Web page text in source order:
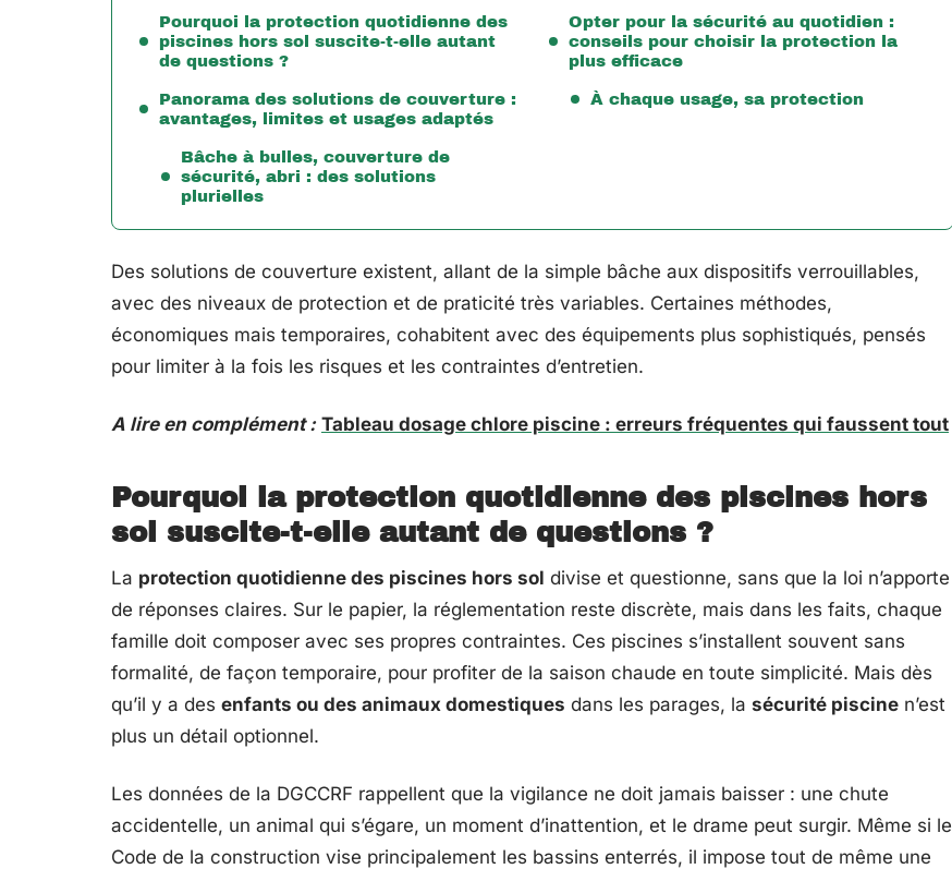
Pourquoi la protection quotidienne des
piscines hors sol suscite-t-elle autant
de questions ?
Panorama des solutions de couverture :
avantages, limites et usages adaptés
Bâche à bulles, couverture de
sécurité, abri : des solutions
plurielles
Opter pour la sécurité au quotidien :
conseils pour choisir la protection la
plus efficace
À chaque usage, sa protection
Des solutions de couverture existent, allant de la simple bâche aux dispositifs verrouillables,
avec des niveaux de protection et de praticité très variables. Certaines méthodes,
économiques mais temporaires, cohabitent avec des équipements plus sophistiqués, pensés
pour limiter à la fois les risques et les contraintes d’entretien.
A lire en complément : Tableau dosage chlore piscine : erreurs fréquentes qui faussent tout
Pourquoi la protection quotidienne des piscines hors
sol suscite-t-elle autant de questions ?
La protection quotidienne des piscines hors sol divise et questionne, sans que la loi n’apporte
de réponses claires. Sur le papier, la réglementation reste discrète, mais dans les faits, chaque
famille doit composer avec ses propres contraintes. Ces piscines s’installent souvent sans
formalité, de façon temporaire, pour profiter de la saison chaude en toute simplicité. Mais dès
qu’il y a des enfants ou des animaux domestiques dans les parages, la sécurité piscine n’est
plus un détail optionnel.
Les données de la DGCCRF rappellent que la vigilance ne doit jamais baisser : une chute
accidentelle, un animal qui s’égare, un moment d’inattention, et le drame peut surgir. Même si le
Code de la construction vise principalement les bassins enterrés, il impose tout de même une